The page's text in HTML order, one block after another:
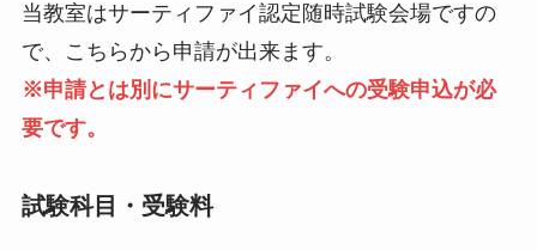
当教室はサーティファイ認定随時試験会場ですの
で、こちらから申請が出来ます。
※申請とは別にサーティファイへの受験申込が必
要です。
試験科目・受験料